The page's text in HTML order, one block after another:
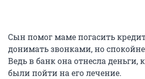
Сын помог маме погасить
донимать звонками, но
Ведь в банк она отнесла
были пойти на его лечение.